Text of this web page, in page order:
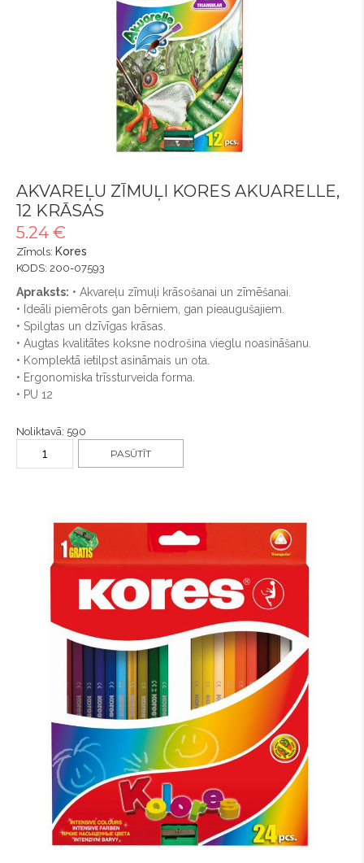
AKVAREĻU ZĪMUĻI KORES AKUARELLE,
12 KRĀSAS
5.24 €
Zīmols: Kores
KODS: 200-07593
Apraksts: • Akvareļu zīmuļi krāsošanai un zīmēšanai.
• Ideāli piemērots gan bērniem, gan pieaugušajiem.
• Spilgtas un dzīvīgas krāsas.
• Augtas kvalitātes koksne nodrošina vieglu noasināšanu.
• Komplektā ietilpst asināmais un ota.
• Ergonomiska trīssturveida forma.
• PU 12
Noliktavā: 590
PASŪTĪT